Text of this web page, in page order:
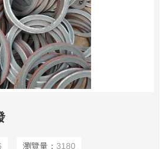
瀏覽量： 3180